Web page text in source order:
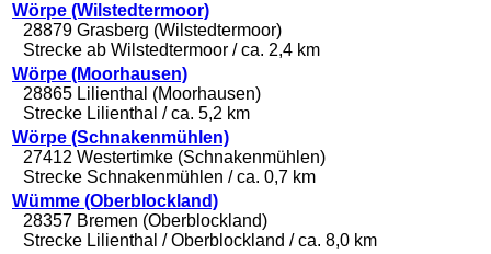
Wörpe (Wilstedtermoor)
28879 Grasberg (Wilstedtermoor)
Strecke ab Wilstedtermoor / ca. 2,4 km
Wörpe (Moorhausen)
28865 Lilienthal (Moorhausen)
Strecke Lilienthal / ca. 5,2 km
Wörpe (Schnakenmühlen)
27412 Westertimke (Schnakenmühlen)
Strecke Schnakenmühlen / ca. 0,7 km
Wümme (Oberblockland)
28357 Bremen (Oberblockland)
Strecke Lilienthal / Oberblockland / ca. 8,0 km